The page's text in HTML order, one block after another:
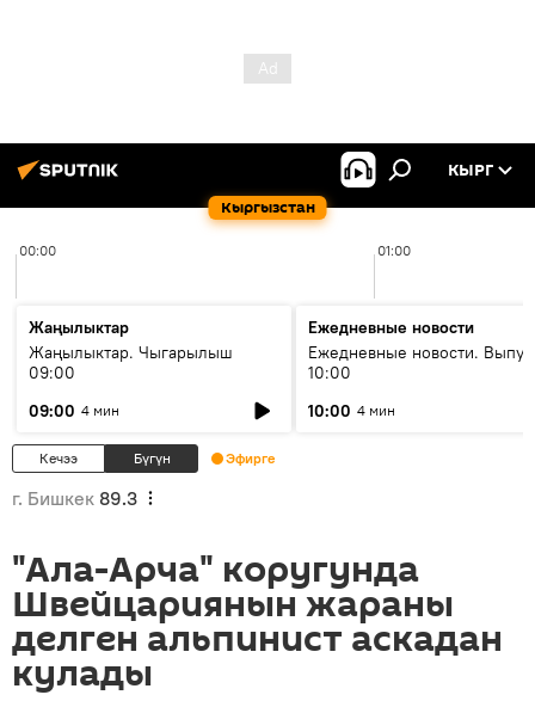
Кыргызстан
КЫРГ
00:00 01:00
Жаңылыктар
Жаңылыктар. Чыгарылыш
09:00
09:00 4 мин
Ежедневные новости
Ежедневные новости.
10:00
10:00 4 мин
Кечээ Бүгүн Эфирге
г. Бишкек 89.3
"Ала-Арча" коругунда
Швейцариянын жараны
делген альпинист аскадан
кулады